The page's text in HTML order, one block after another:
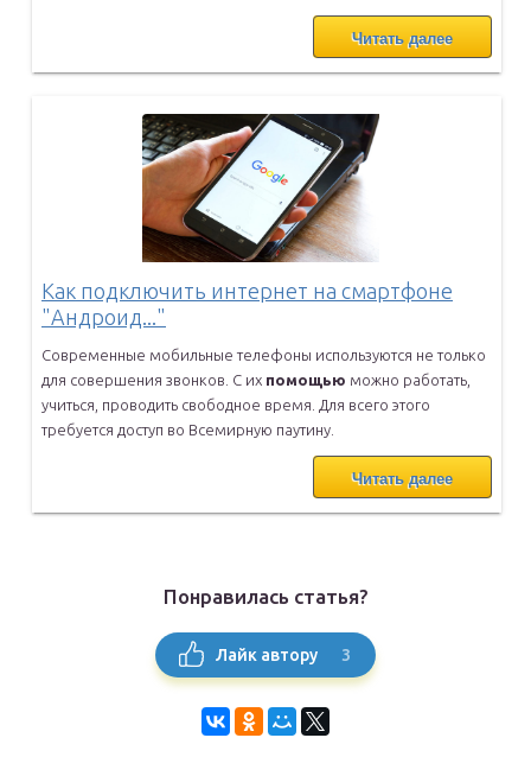
Читать далее
Как подключить интернет на смартфоне
"Андроид..."
Современные мобильные телефоны используются не только
для совершения звонков. С их помощью можно работать,
учиться, проводить свободное время. Для всего этого
требуется доступ во Всемирную паутину.
Читать далее
Понравилась статья?
Лайк автору 3